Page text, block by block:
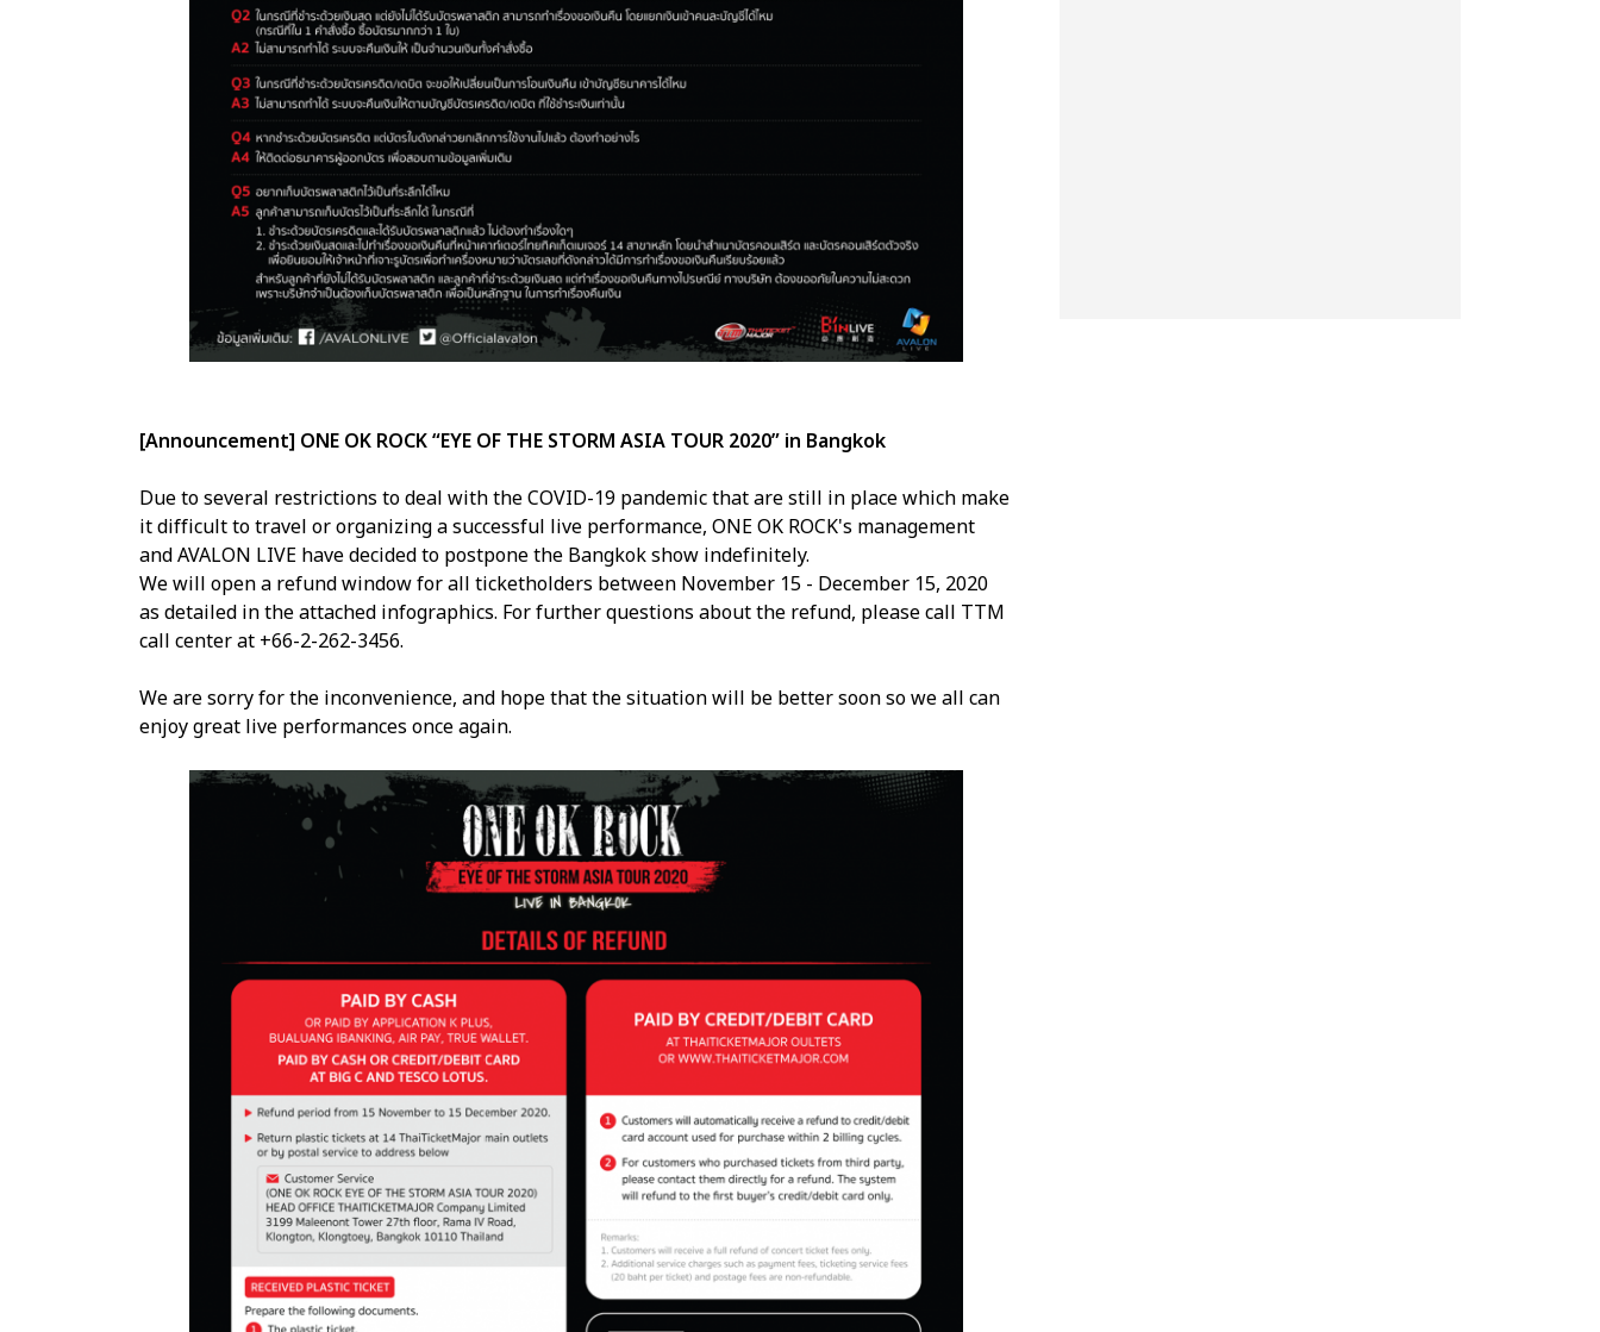
[Announcement] ONE OK ROCK “EYE OF THE STORM ASIA TOUR 2020” in Bangkok
Due to several restrictions to deal with the COVID-19 pandemic that are still in place which make
it difficult to travel or organizing a successful live performance, ONE OK ROCK's management
and AVALON LIVE have decided to postpone the Bangkok show indefinitely.
We will open a refund window for all ticketholders between November 15 - December 15, 2020
as detailed in the attached infographics. For further questions about the refund, please call TTM
call center at +66-2-262-3456.
We are sorry for the inconvenience, and hope that the situation will be better soon so we all can
enjoy great live performances once again.